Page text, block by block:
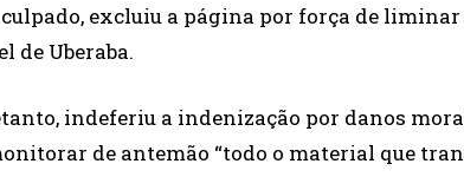
excluiu a página por força de
de Uberaba.
indeferiu a indenização por danos
de antemão “todo o material que